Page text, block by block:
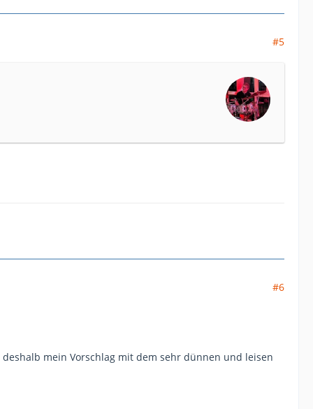
#5
#6
mein Vorschlag mit dem sehr dünnen und leisen